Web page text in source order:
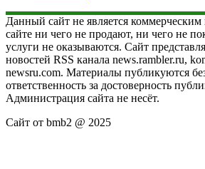
Данный сайт не является
сайте ни чего не продают, ни чего не
услуги не оказываются. Сайт
новостей RSS канала news.rambler.ru,
newsru.com. Материалы публикуются
ответственность за достоверность
Администрация сайта не несёт.
Сайт от bmb2 @ 2025